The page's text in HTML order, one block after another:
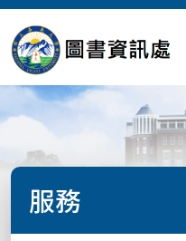
服務